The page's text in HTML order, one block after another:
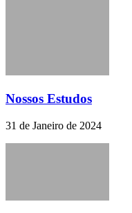
Nossos Estudos
31 de Janeiro de 2024